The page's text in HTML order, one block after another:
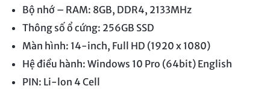
Bộ nhớ – RAM: 8GB, DDR4, 2133MHz
Thông số ổ cứng: 256GB SSD
Màn hình: 14-inch, Full HD (1920 x 1080)
Hệ điều hành: Windows 10 Pro (64bit) English
PIN: Li-lon 4 Cell